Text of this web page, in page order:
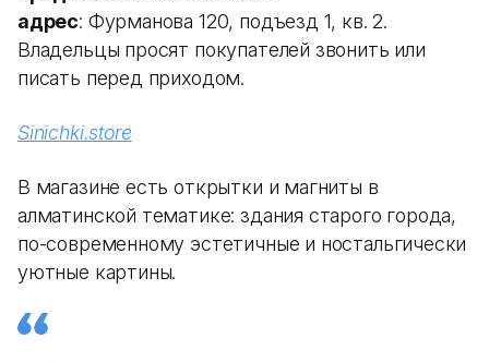
адрес: Фурманова 120, подъезд 1, кв. 2.
Владельцы просят покупателей звонить или
писать перед приходом.
Sinichki.store
В магазине есть открытки и магниты в
алматинской тематике: здания старого города,
по-современному эстетичные и ностальгически
уютные картины.